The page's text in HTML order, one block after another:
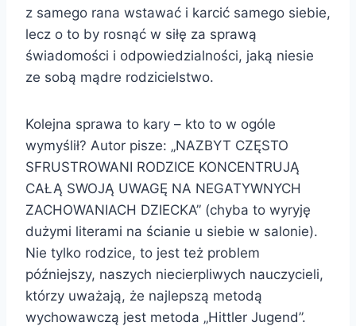
z samego rana wstawać i karcić samego siebie,
lecz o to by rosnąć w siłę za sprawą
świadomości i odpowiedzialności, jaką niesie
ze sobą mądre rodzicielstwo.
Kolejna sprawa to kary – kto to w ogóle
wymyślił? Autor pisze: „NAZBYT CZĘSTO
SFRUSTROWANI RODZICE KONCENTRUJĄ
CAŁĄ SWOJĄ UWAGĘ NA NEGATYWNYCH
ZACHOWANIACH DZIECKA” (chyba to wyryję
dużymi literami na ścianie u siebie w salonie).
Nie tylko rodzice, to jest też problem
późniejszy, naszych niecierpliwych nauczycieli,
którzy uważają, że najlepszą metodą
wychowawczą jest metoda „Hittler Jugend”.